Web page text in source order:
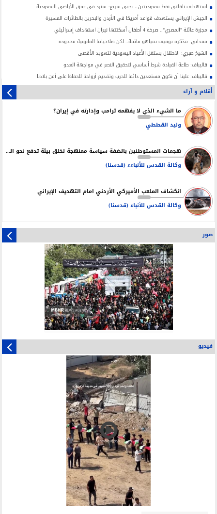
استهداف ناقلتي نفط سعوديتين ، يحيى سريع: سنرد في عمق الأراضي السعودية
الجيش الإيراني يستهدف قواعد أمريكا في الأردن والبحرين بالطائرات المسيرة
مجزرة عائلة "المصري".. صرخة 4 أطفال أسكتتها نيران استهداف إسرائيلي
ممداني: مذكرة توقيف نتنياهو قائمة.. لكن صلاحياتنا القانونية محدودة
الشيخ صبري: الاحتلال يستغل الأعياد اليهودية لتهويد الأقصى
قاليباف: طاعة القيادة شرط أساسي لتحقيق النصر في مواجهة العدو
قاليباف: علينا أن نكون مستعدين دائما للحرب وتقديم أرواحنا للحفاظ على أمن بلادنا
أقلام و آراء
ما الشيء الذي لا يفهمه ترامب وإدارته في إيران؟
وليد القططي
هجمات المستوطنين بالضفة سياسة ممنهجة لخلق بيئة تدفع نحو التهجير
وكالة القدس للأنباءء (قدسنا)
انكشاف الملعب الأميركي الأردني امام التهديف الإيراني
وكالة القدس للأنباء (قدسنا)
صور
فيديو